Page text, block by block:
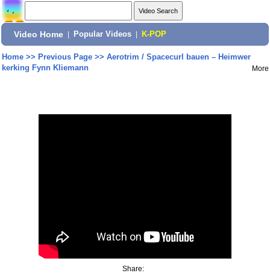
Video Home Popular Videos K-POP
Home>> Previous Page>> Aerotrim / Spacecurl bauen – Heimwer
kerking Fynn Kliemann
More
Share: